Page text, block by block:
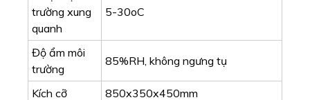
CÔNG TY TNHH TM RỒNG TIẾN – ĐẠI LÝ ĐƯỢC
NHẬP KHẨU VÀ PHÂN PHỐI CÁC SẢN PHẨM
CỦA FULWIN TẠI VIỆT NAM